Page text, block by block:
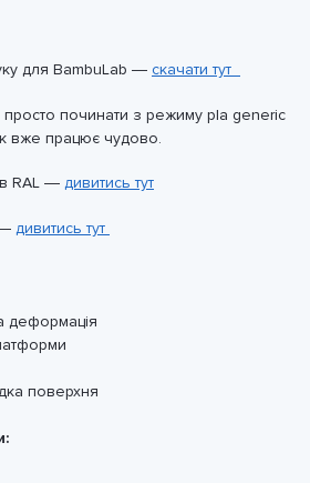
для BambuLab — скачати тут
починати з режиму pla generic
вже працює чудово.
RAL — дивитись тут
дивитись тут
деформація
поверхня